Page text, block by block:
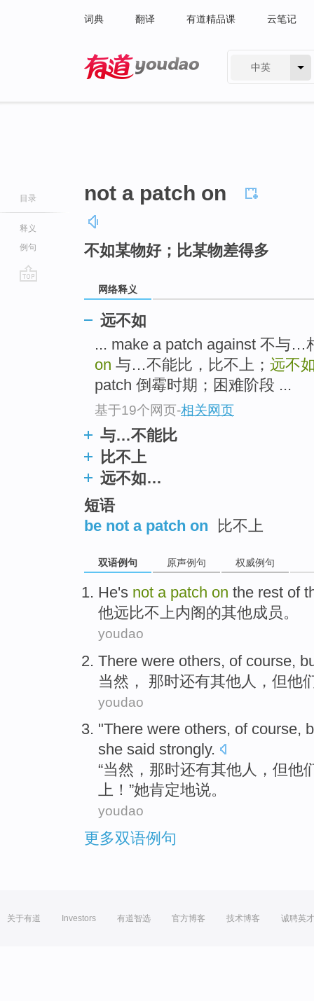
词典 翻译 有道精品课 云笔记
中英
目录
释义
例句
not a patch on
不如某物好；比某物差得多
网络释义
远不如
... make a patch against 不与…
on 与…不能比，比不上； 远不
patch 倒霉时期；困难阶段 ...
基于19个网页-相关网页
与…不能比
比不上
远不如…
短语
be not a patch on
比不上
双语例句 原声例句 权威例句
He's not a patch on the rest of
他远比不上内阁的其他成员。
youdao
There were others, of course,
当然 ， 那时还有其他人 ， 但他
youdao
"There were others, of course,
she said strongly.
“当然 ，那时还有其他人 ， 但他
上 ！”她肯定地说。
youdao
更多双语例句
关于有道 Investors 有道智选 官方博客 技术博客 诚聘英才